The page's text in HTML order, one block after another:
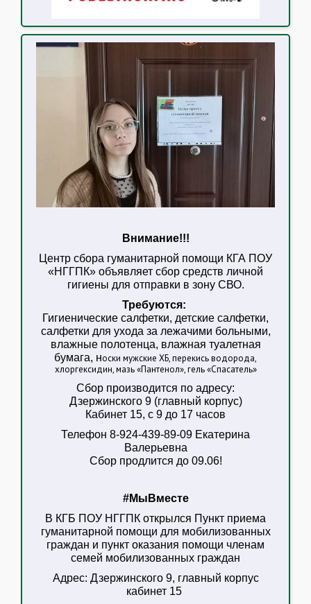
Внимание!!!
Центр сбора гуманитарной помощи КГА ПОУ
«НГГПК» объявляет сбор средств личной
гигиены для отправки в зону СВО.
Требуются:
Гигиенические салфетки, детские салфетки,
салфетки для ухода за лежачими больными,
влажные полотенца, влажная туалетная
бумага, носки мужские ХБ, перекись водорода,
хлоргексидин, мазь «Пантенол», гель «Спасатель»
Сбор производится по адресу:
Дзержинского 9 (главный корпус)
Кабинет 15, с 9 до 17 часов
Телефон 8-924-439-89-09 Екатерина
Валерьевна
Сбор продлится до 09.06!
#МыВместе
В КГБ ПОУ НГГПК открылся Пункт приема
гуманитарной помощи для мобилизованных
граждан и пункт оказания помощи членам
семей мобилизованных граждан
Адрес: Дзержинского 9, главный корпус
кабинет 15